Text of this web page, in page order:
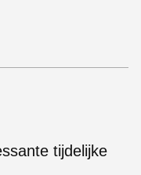
tijdelijke